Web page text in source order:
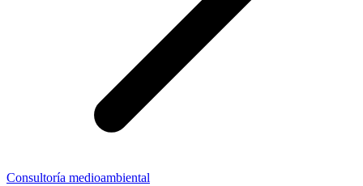
Consultoría medioambiental